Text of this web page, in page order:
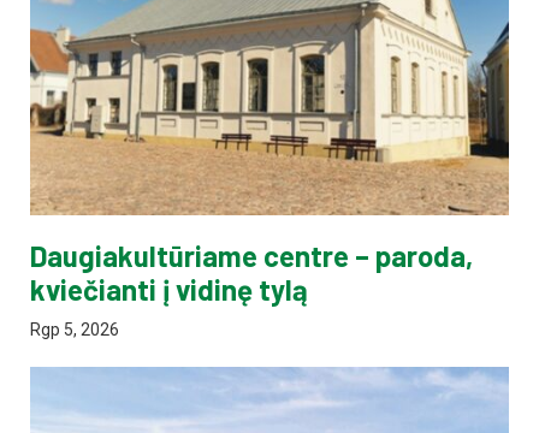
Daugiakultūriame centre – paroda,
kviečianti į vidinę tylą
Rgp 5, 2026